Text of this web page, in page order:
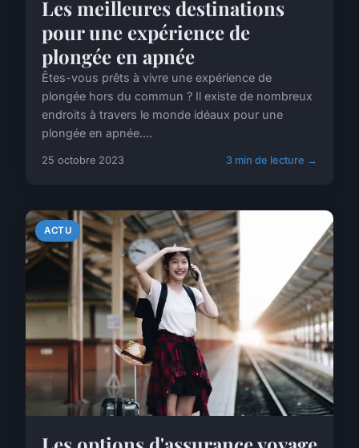
Les meilleures destinations
pour une expérience de
plongée en apnée
Êtes-vous prêts à vivre une expérience de
plongée hors du commun ? Il existe de nombreux
endroits à travers le monde idéaux pour une
plongée en apnée....
25 octobre 2023 3 min de lecture →
ACTU